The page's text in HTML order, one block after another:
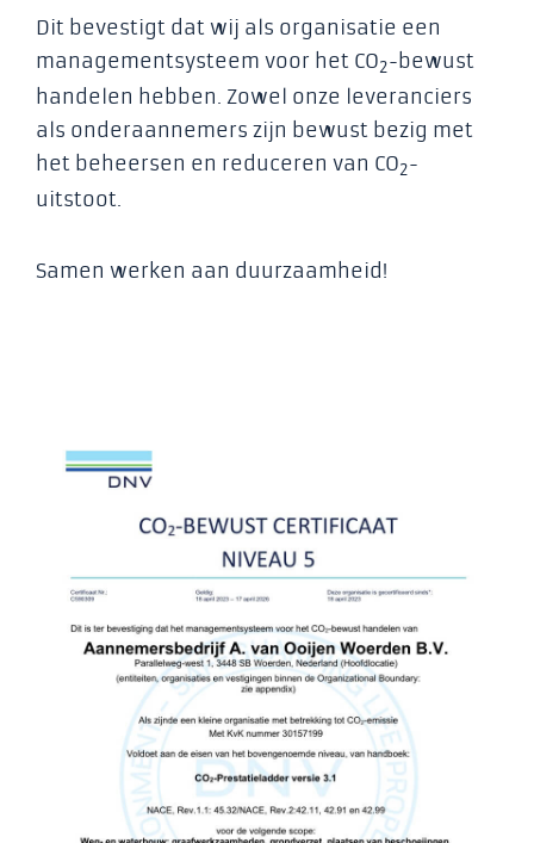
Dit bevestigt dat wij als organisatie een
managementsysteem voor het CO2-bewust
handelen hebben. Zowel onze leveranciers
als onderaannemers zijn bewust bezig met
het beheersen en reduceren van CO2-
uitstoot.
Samen werken aan duurzaamheid!